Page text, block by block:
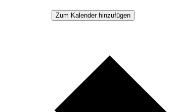
Zum Kalender hinzufügen